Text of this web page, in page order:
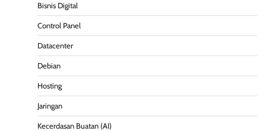
Bisnis Digital
Control Panel
Datacenter
Debian
Hosting
Jaringan
Kecerdasan Buatan (AI)